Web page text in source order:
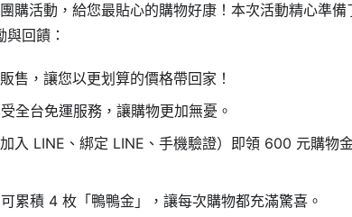
活動，給您最貼心的購物好康！本次活動精心準備
回饋：
售，讓您以更划算的價格帶回家！
全台免運服務，讓購物更加無憂。
入 LINE、綁定 LINE、手機驗證）即領 600 元購物
累積 4 枚「鴨鴨金」，讓每次購物都充滿驚喜。